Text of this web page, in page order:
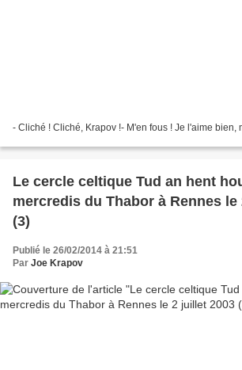
- Cliché ! Cliché, Krapov !- M'en fous ! Je l'aime bien,
Le cercle celtique Tud an hent
mercredis du Thabor à Rennes le
(3)
Publié le 26/02/2014 à 21:51
Par Joe Krapov